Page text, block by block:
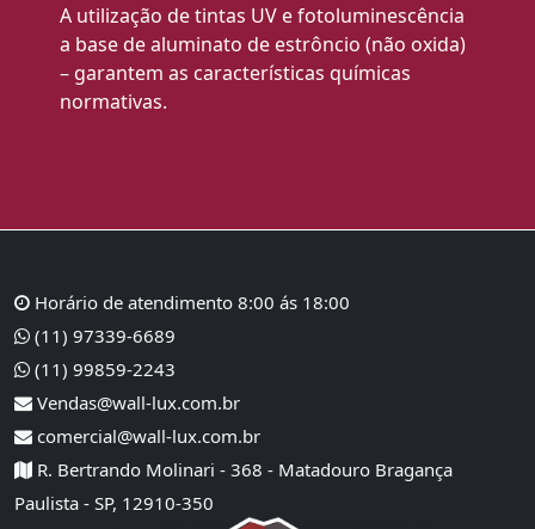
A utilização de tintas UV e fotoluminescência
a base de aluminato de estrôncio (não oxida)
– garantem as características químicas
normativas.
Horário de atendimento 8:00 ás 18:00
(11) 97339-6689
(11) 99859-2243
Vendas@wall-lux.com.br
comercial@wall-lux.com.br
R. Bertrando Molinari - 368 - Matadouro Bragança
Paulista - SP, 12910-350